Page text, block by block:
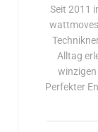
Seit 2011
Alltag
winzigen
Perfekter